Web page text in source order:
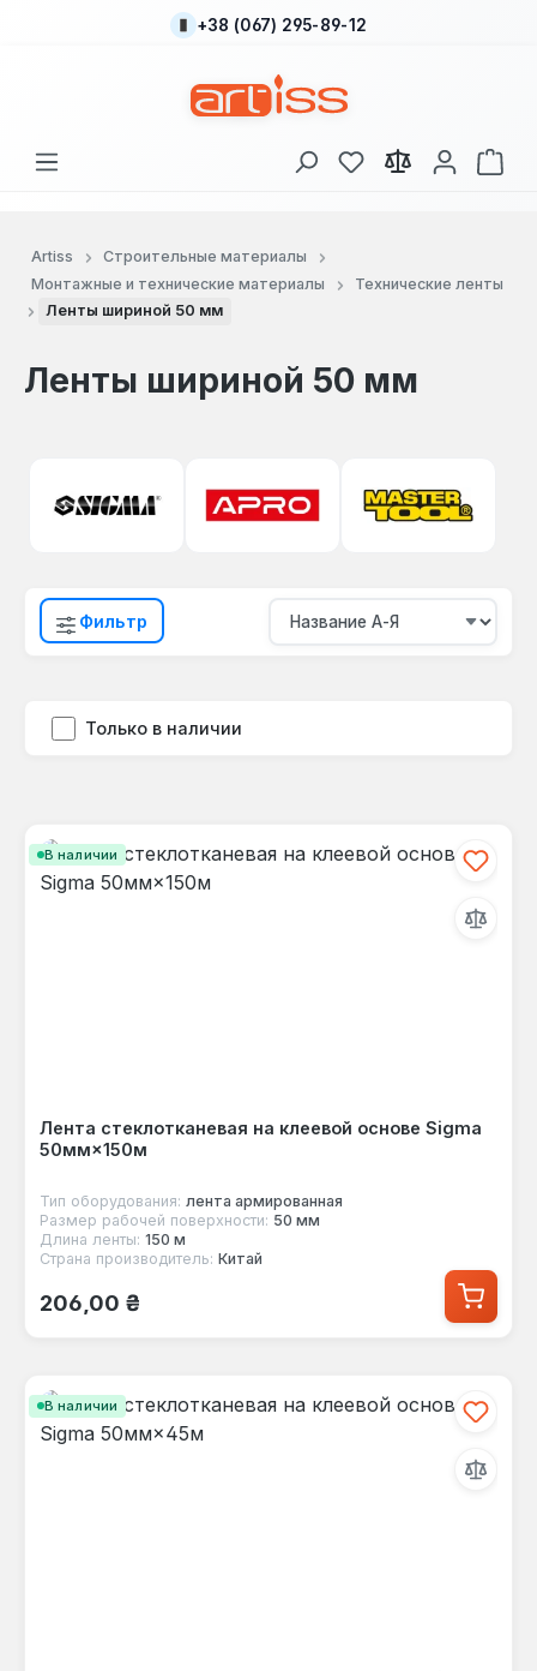
Перейти к основному содержанию
+38 (067) 295-89-12
У вас есть товары
В
Artiss
Строительные материалы
Монтажные и технические материалы
Технические ленты
Ленты шириной 50 мм
Ленты шириной 50 мм
Фильтр
Только в наличии
В наличии
Лента стеклотканевая на клеевой основе Sigma
50мм×150м
Тип оборудования: лента армированная
Размер рабочей поверхности: 50 мм
Длина ленты: 150 м
Страна производитель: Китай
Обычная цена:
206,00 ₴
В наличии